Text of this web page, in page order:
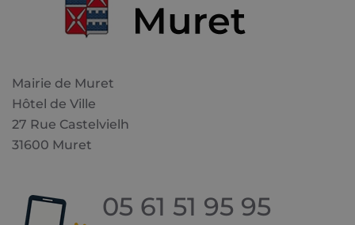
Mairie de Muret
Hôtel de Ville
27 Rue Castelvielh
31600 Muret
05 61 51 95 95